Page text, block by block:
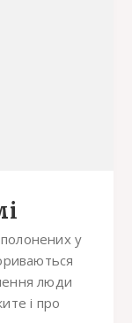
полонених у
люди
і про